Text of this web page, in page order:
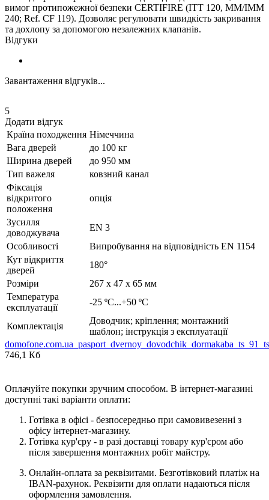
вимог протипожежної безпеки CERTIFIRE (ITT 120, MM/IMM
240; Ref. CF 119). Дозволяє регулювати швидкість закривання
та дохлопу за допомогою незалежних клапанів.
Відгуки
Завантаження відгуків...
5
Додати відгук
Країна походження Німеччина
Вага дверей
до 100 кг
Ширина дверей
до 950 мм
Тип важеля
ковзний канал
Фіксація
відкритого
положення
опція
Зусилля
доводжувача
EN 3
Особливості
Випробування на відповідність EN 1154
Кут відкриття
дверей
180°
Розміри
267 х 47 х 65 мм
Температура
експлуатації
-25 ºC...+50 ºC
Комплектація
Доводчик; кріплення; монтажний
шаблон; інструкція з експлуатації
746,1 Кб
Оплачуйте покупки зручним способом. В інтернет-магазині
доступні такі варіанти оплати:
Готівка в офісі - безпосередньо при самовивезенні з
офісу інтернет-магазину.
Готівка кур'єру - в разі доставці товару кур'єром або
після завершення монтажних робіт майстру.
Онлайн-оплата за реквізитами. Безготівковий платіж на
IBAN-рахунок. Реквізити для оплати надаються після
оформлення замовлення.